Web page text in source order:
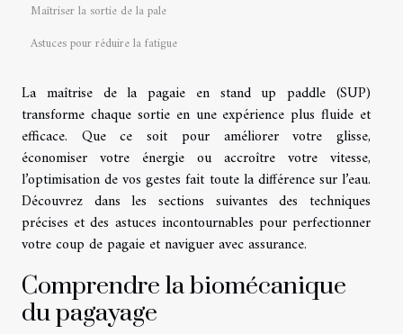
Maîtriser la sortie de la pale
Astuces pour réduire la fatigue
La maîtrise de la pagaie en stand up paddle (SUP)
transforme chaque sortie en une expérience plus fluide et
efficace. Que ce soit pour améliorer votre glisse,
économiser votre énergie ou accroître votre vitesse,
l’optimisation de vos gestes fait toute la différence sur l’eau.
Découvrez dans les sections suivantes des techniques
précises et des astuces incontournables pour perfectionner
votre coup de pagaie et naviguer avec assurance.
Comprendre la biomécanique
du pagayage